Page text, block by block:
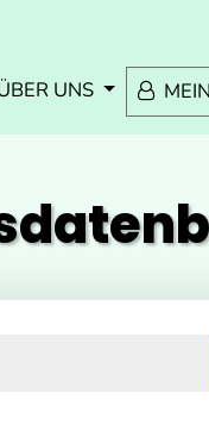
springenspringen
springen
springen
UNS